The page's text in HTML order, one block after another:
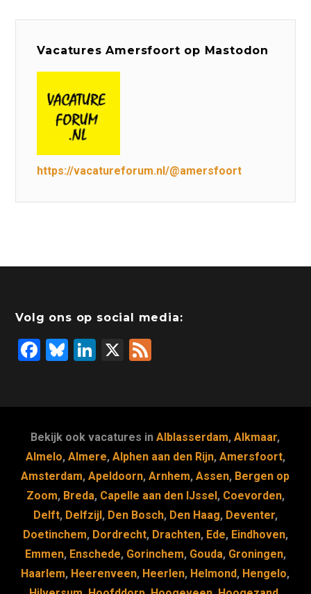
Vacatures Amersfoort op Mastodon
https://vacatureforum.nl/@amersfoort
Volg ons op social media:
F
b
o
o
k
Bl
k
y
Li
dI
n
X
Bekijk ook vacatures inAlblasserdam,Alkmaar,
Almelo, Almere, Alphen aan den Rijn, Amersfoort,
Amsterdam,Apeldoorn,Arnhem,Assen, Bergen op
Zoom, Breda, Capelle aan den IJssel, Coevorden,
Delft, Delfzijl, Den Bosch, Den Haag, Deventer,
Doetinchem, Dordrecht, Drachten, Ede, Eindhoven,
Emmen, Enschede, Gorinchem, Gouda, Groningen,
Haarlem, Heerenveen, Heerlen, Helmond, Hengelo,